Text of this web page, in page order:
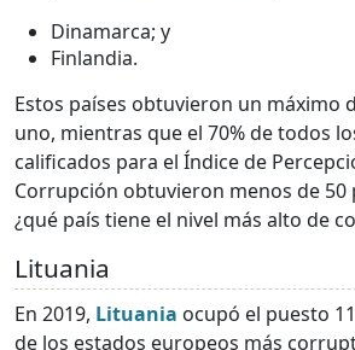
Dinamarca; y
Finlandia.
Estos países obtuvieron un máximo
uno, mientras que el 70% de todos
calificados para el Índice de
Corrupción obtuvieron menos de 50
¿qué país tiene el nivel más alto de
Lituania
En 2019, Lituania ocupó el puesto
de los estados europeos más